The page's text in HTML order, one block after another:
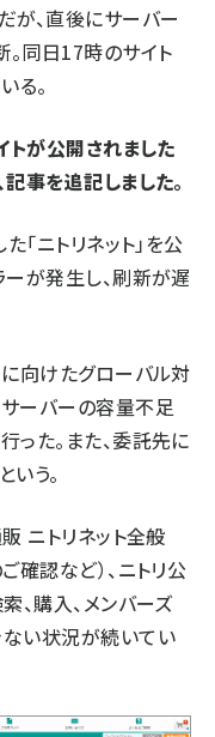
が、直後にサーバー
同日17時のサイト
る。
が公開されました
事を追記しました。
「ニトリネット」を公
ーが発生し、刷新が遅
向けたグローバル対
ーバーの容量不足
った。また、委託先に
う。
ニトリネット全般
確認など）、ニトリ公
、購入、メンバーズ
い状況が続いてい